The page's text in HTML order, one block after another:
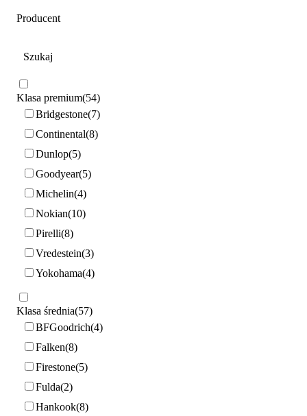
Producent
Klasa premium 54
Bridgestone 7
Continental 8
Dunlop 5
Goodyear 5
Michelin 4
Nokian 10
Pirelli 8
Vredestein 3
Yokohama 4
Klasa średnia 57
BFGoodrich 4
Falken 8
Firestone 5
Fulda 2
Hankook 8